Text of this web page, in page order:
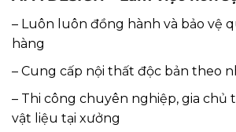
– Luôn luôn đồng hành và bảo vệ
hàng
– Cung cấp nội thất độc bản theo
– Thi công chuyên nghiệp, gia chủ
vật liệu tại xưởng